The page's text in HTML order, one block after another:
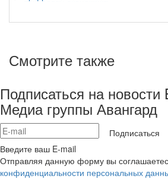
Смотрите также
Подписаться на
Медиа группы Авангард
Подписаться
Введите ваш E-mail
Отправляя данную форму вы
конфиденциальности персональных